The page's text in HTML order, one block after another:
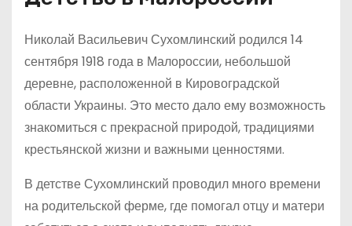
Николай Васильевич Сухомлинский родился 14
сентября 1918 года в Малороссии, небольшой
деревне, расположенной в Кировоградской
области Украины. Это место дало ему возможность
знакомиться с прекрасной природой, традициями
крестьянской жизни и важными ценностями.
В детстве Сухомлинский проводил много времени
на родительской ферме, где помогал отцу и матери